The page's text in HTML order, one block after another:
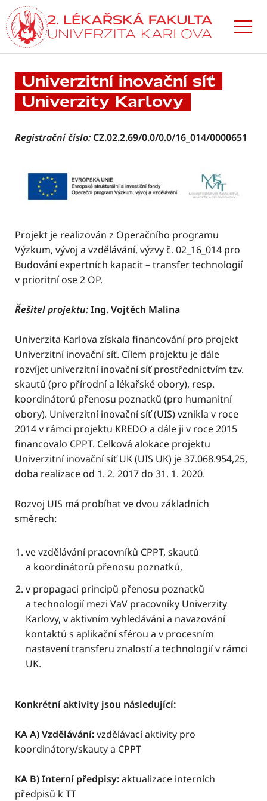
Přejít
k hlavnímu
obsahu
Univerzitní inovační síť
Univerzity Karlovy
Registrační číslo: CZ.02.2.69/0.0/0.0/16_014/0000651
Projekt je realizován z Operačního programu
Výzkum, vývoj a vzdělávání, výzvy č. 02_16_014 pro
Budování expertních kapacit – transfer technologií
v prioritní ose 2 OP.
Řešitel projektu:Ing. Vojtěch Malina
Univerzita Karlova získala financování pro projekt
Univerzitní inovační síť. Cílem projektu je dále
rozvíjet univerzitní inovační síť prostřednictvím tzv.
skautů (pro přírodní a lékařské obory), resp.
koordinátorů přenosu poznatků (pro humanitní
obory). Univerzitní inovační síť (UIS) vznikla v roce
2014 v rámci projektu KREDO a dále ji v roce 2015
financovalo CPPT. Celková alokace projektu
Univerzitní inovační síť UK (UIS UK) je 37.068.954,25,
doba realizace od 1. 2. 2017 do 31. 1. 2020.
Rozvoj UIS má probíhat ve dvou základních
směrech:
ve vzdělávání pracovníků CPPT, skautů
a koordinátorů přenosu poznatků,
v propagaci principů přenosu poznatků
a technologií mezi VaV pracovníky Univerzity
Karlovy, v aktivním vyhledávání a navazování
kontaktů s aplikační sférou a v procesním
nastavení transferu znalostí a technologií v rámci
UK.
Konkrétní aktivity jsou následující:
KA A) Vzdělávání:vzdělávací aktivity pro
koordinátory/skauty a CPPT
KA B) Interní předpisy:aktualizace interních
předpisů k TT